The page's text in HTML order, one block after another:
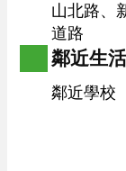
山北路、
道路
鄰近生
鄰近學校